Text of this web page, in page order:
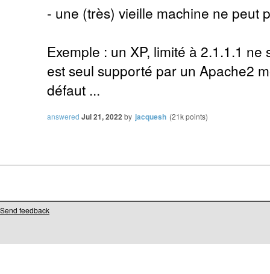
- une (très) vieille machine ne peut
Exemple : un XP, limité à 2.1.1.1
est seul supporté par un Apache2
défaut ...
answered Jul 21, 2022by jacquesh (21kpoints)
Send feedback